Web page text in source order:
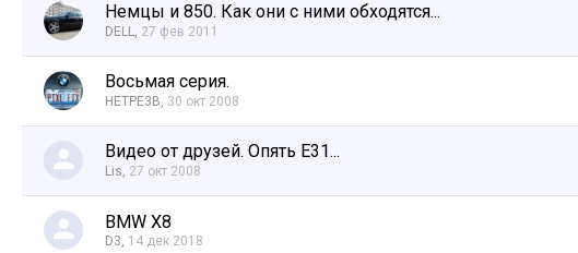
Немцы и 850. Как они с ними обходятся...
DELL, 27 фев 2011
Восьмая серия.
HETPE3B, 30 окт 2008
Видео от друзей. Опять E31...
Lis, 27 окт 2008
BMW X8
D3, 14 дек 2018